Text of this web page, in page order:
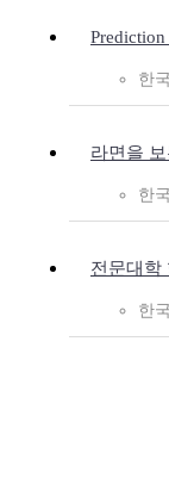
한
라면을
한
전문대학
한